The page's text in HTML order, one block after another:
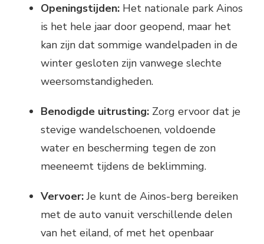
Openingstijden: Het nationale park Ainos
is het hele jaar door geopend, maar het
kan zijn dat sommige wandelpaden in de
winter gesloten zijn vanwege slechte
weersomstandigheden.
Benodigde uitrusting: Zorg ervoor dat je
stevige wandelschoenen, voldoende
water en bescherming tegen de zon
meeneemt tijdens de beklimming.
Vervoer:Je kunt de Ainos-berg bereiken
met de auto vanuit verschillende delen
van het eiland, of met het openbaar